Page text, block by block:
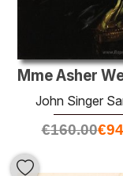
John Singer
€160.00€